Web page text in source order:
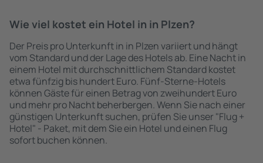
Wie viel kostet ein Hotel in in Plzen?
Der Preis pro Unterkunft in in Plzen variiert und hängt
vom Standard und der Lage des Hotels ab. Eine Nacht in
einem Hotel mit durchschnittlichem Standard kostet
etwa fünfzig bis hundert Euro. Fünf-Sterne-Hotels
können Gäste für einen Betrag von zweihundert Euro
und mehr pro Nacht beherbergen. Wenn Sie nach einer
günstigen Unterkunft suchen, prüfen Sie unser "Flug +
Hotel" - Paket, mit dem Sie ein Hotel und einen Flug
sofort buchen können.